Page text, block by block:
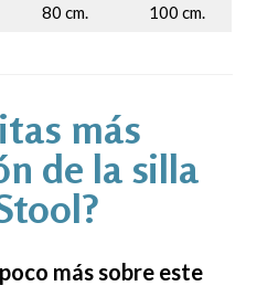
80 cm. 100 cm.
más
de la silla
más sobre este